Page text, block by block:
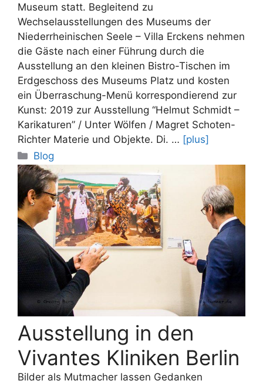
Museum statt. Begleitend zu
Wechselausstellungen des Museums der
Niederrheinischen Seele – Villa Erckens nehmen
die Gäste nach einer Führung durch die
Ausstellung an den kleinen Bistro-Tischen im
Erdgeschoss des Museums Platz und kosten
ein Überraschung-Menü korrespondierend zur
Kunst: 2019 zur Ausstellung “Helmut Schmidt –
Karikaturen” / Unter Wölfen / Magret Schoten-
Richter Materie und Objekte. Di. … [plus]
Categories
Blog
Ausstellung in den
Vivantes Kliniken Berlin
Bilder als Mutmacher lassen Gedanken